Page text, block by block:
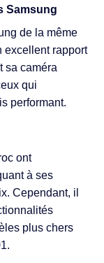
Samsung
de la même
excellent rapport
sa caméra
qui
performant.
ont
à ses
Cependant, il
plus chers